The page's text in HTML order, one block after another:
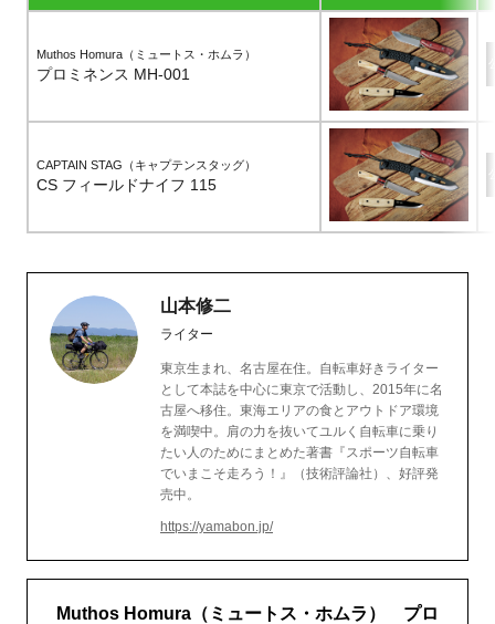
Muthos Homura（ミュートス・ホムラ）
プロミネンス MH-001
CAPTAIN STAG（キャプテンスタッグ）
CS フィールドナイフ 115
山本修二
ライター
東京生まれ、名古屋在住。自転車好きライター
として本誌を中心に東京で活動し、2015年に名
古屋へ移住。東海エリアの食とアウトドア環境
を満喫中。肩の力を抜いてユルく自転車に乗り
たい人のためにまとめた著書『スポーツ自転車
でいまこそ走ろう！』（技術評論社）、好評発
売中。
https://yamabon.jp/
Muthos Homura（ミュートス・ホムラ） プロ